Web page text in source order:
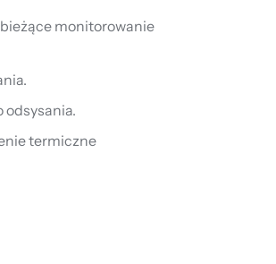
monitorowanie
odsysania.
termiczne